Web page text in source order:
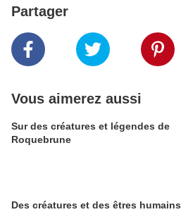
Partager
Vous aimerez aussi
Sur des créatures et légendes de
Roquebrune
Des créatures et des êtres humains